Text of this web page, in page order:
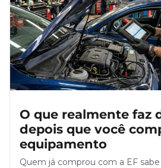
O que realmente faz
depois que você
equipamento
Quem já comprou com a EF